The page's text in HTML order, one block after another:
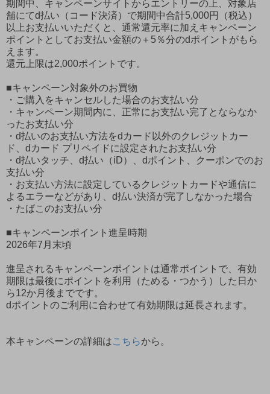
期間中、キャンペーンサイトからエントリーの上、対象店
舗にてd払い（コード決済）で期間中合計5,000円（税込）
以上お支払いいただくと、通常還元率に加えキャンペーン
ポイントとしてお支払い金額の＋5％分のdポイントがもら
えます。
還元上限は2,000ポイントです。
■キャンペーン対象外のお買物
・ご購入をキャンセルした場合のお支払い分
・キャンペーン期間内に、正常にお支払い完了とならなか
ったお支払い分
・d払いのお支払い方法をdカード以外のクレジットカー
ド、dカード プリペイドに設定されたお支払い分
・d払いタッチ、d払い（iD）、dポイント、クーポンでのお
支払い分
・お支払い方法に設定しているクレジットカードや通信に
よるエラーなどがあり、d払い決済が完了しなかった場合
・たばこのお支払い分
■キャンペーンポイント進呈時期
2026年7月末頃
進呈されるキャンペーンポイントは通常ポイントで、有効
期限は最後にポイントを利用（ためる・つかう）した日か
ら12か月後までです。
dポイントのご利用に合わせて有効期限は延長されます。
本キャンペーンの詳細はこちらから。